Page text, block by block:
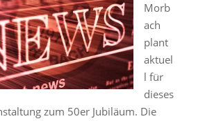
Morb
ach
plant
aktuel
l für
dieses
zum 50er Jubiläum. Die